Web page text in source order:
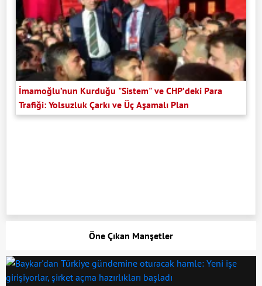
İmamoğlu’nun Kurduğu "Sistem" ve CHP’deki Para
Trafiği: Yolsuzluk Çarkı ve Üç Aşamalı Plan
Öne Çıkan Manşetler